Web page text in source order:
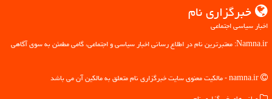
خبرگزاری نام
اخبار سیاسی اجتماعی
Namna.ir: معتبرترین نام در اطلاع رسانی اخبار سیاسی و اجتماعی، گامی مطمئن به سوی آگاهی